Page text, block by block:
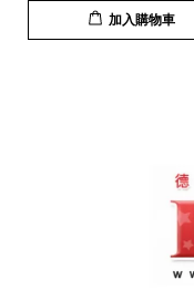
加入購物車